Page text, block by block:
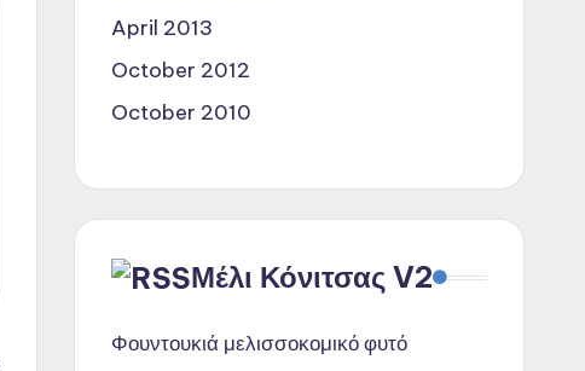
April 2013
October 2012
October 2010
Μέλι Κόνιτσας V2
Φουντουκιά μελισσοκομικό φυτό